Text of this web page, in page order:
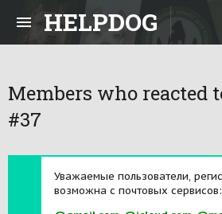
HELPDOG
Members who reacted
#37
Уважаемые пользователи,
возможна с почтовых сервисов: